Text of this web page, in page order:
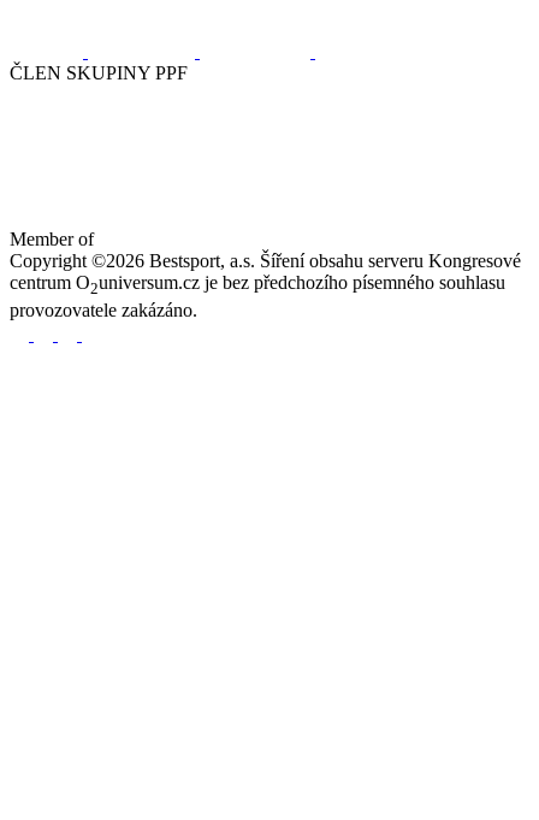
ČLEN SKUPINY PPF
Member of
Copyright ©2026 Bestsport, a.s. Šíření obsahu serveru Kongresové
centrum O2universum.cz je bez předchozího písemného souhlasu
provozovatele zakázáno.